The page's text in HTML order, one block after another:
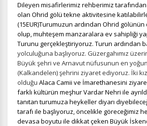
Dileyen misafirlerimiz rehberimiz
olan Ohrid gölü tekne aktivitesine
(15EUR)Turumuzun ardından Ohrid
olup, muhteşem manzaralara ev sahipliği
Turunu gerçekleştiriyoruz. Turun ardından
yolculuğuna başlıyoruz. Güzergahımız
Büyük şehri ve Arnavut nüfusunun en
(Kalkandelen) şehrini ziyaret ediyoruz. İki
olduğu Alaca Camii ve İmarethanesini
farklı kültürün meşhur Vardar Nehri ile
tanıtan turumuza heykeller diyarı
tarafı ile başlıyoruz, öncelikle göreceğimiz
devasa boyutu ile dikkat çeken Büyük